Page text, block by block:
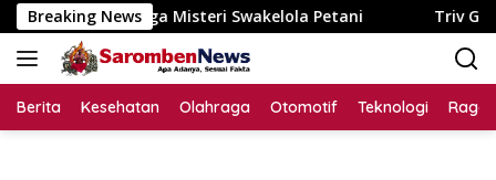
Langsung
ke
konten
Breaking News
Petani Triv Group Sabet Lima Penghargaan,
Berita Kesehatan Olahraga Otomotif Teknologi